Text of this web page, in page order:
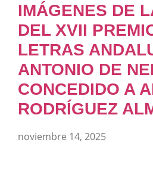
IMÁGENES DE
DEL XVII
LETRAS
ANTONIO DE
CONCEDIDO A
RODRÍGUEZ
noviembre 14, 2025